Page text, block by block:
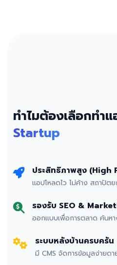
ทำไมต้องเลือกทำแ
Startup
ประสิทธิภาพสูง (High
แอปโหลดไว ไม่ค้าง สถาปัต
รองรับ SEO &
ออกแบบเพื่อการตลาด ค้นห
ระบบหลังบ้านครบครัน
มี CMS จัดการข้อมูลง่าย